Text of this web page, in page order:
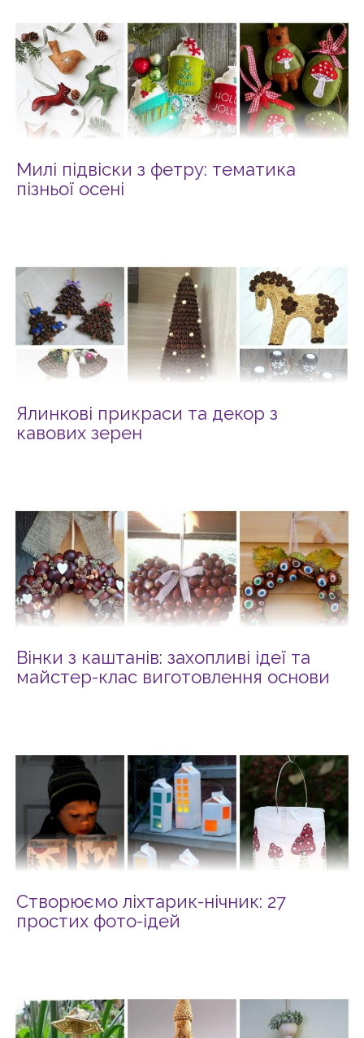
Милі підвіски з фетру: тематика
пізньої осені
Ялинкові прикраси та декор з
кавових зерен
Вінки з каштанів: захопливі ідеї та
майстер-клас виготовлення основи
Створюємо ліхтарик-нічник: 27
простих фото-ідей